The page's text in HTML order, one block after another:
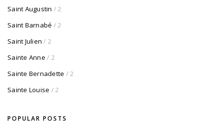
Saint Augustin / 2
Saint Barnabé / 2
Saint Julien / 2
Sainte Anne / 2
Sainte Bernadette / 2
Sainte Louise / 2
POPULAR POSTS